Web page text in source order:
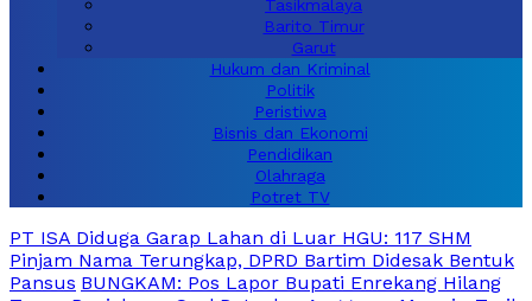
Tasikmalaya
Barito Timur
Garut
Hukum dan Kriminal
Politik
Peristiwa
Bisnis dan Ekonomi
Pendidikan
Olahraga
Potret TV
PT ISA Diduga Garap Lahan di Luar HGU: 117 SHM
Pinjam Nama Terungkap, DPRD Bartim Didesak Bentuk
Pansus BUNGKAM: Pos Lapor Bupati Enrekang Hilang